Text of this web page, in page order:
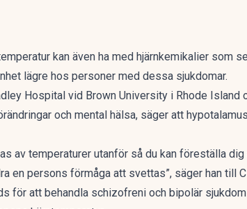
kan även ha med hjärnkemikalier som
lägre hos personer med dessa sjukdomar.
Hospital vid Brown University i Rhode
och mental hälsa, säger att
av temperaturer utanför så du kan föreställa
en persons förmåga att svettas”, säger han till
för att behandla schizofreni och bipolär